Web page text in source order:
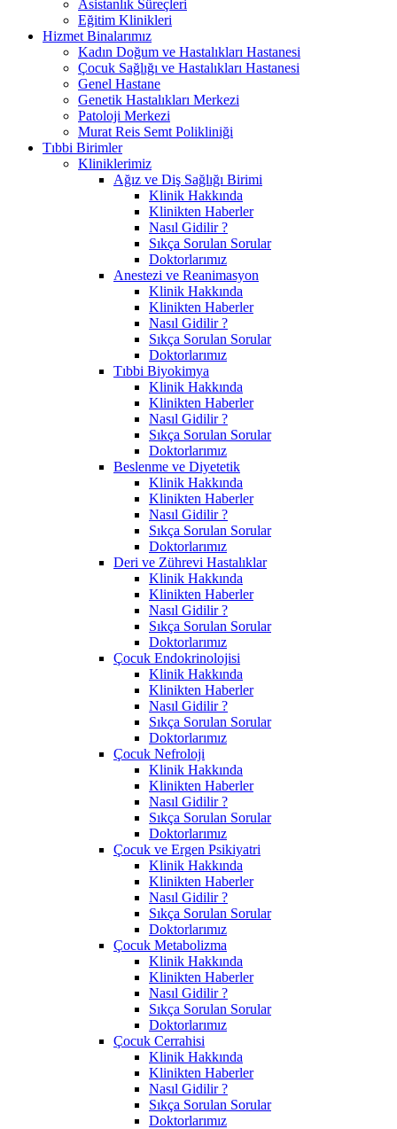
Asistanlık Süreçleri
Eğitim Klinikleri
Hizmet Binalarımız
Kadın Doğum ve Hastalıkları Hastanesi
Çocuk Sağlığı ve Hastalıkları Hastanesi
Genel Hastane
Genetik Hastalıkları Merkezi
Patoloji Merkezi
Murat Reis Semt Polikliniği
Tıbbi Birimler
Kliniklerimiz
Ağız ve Diş Sağlığı Birimi
Klinik Hakkında
Klinikten Haberler
Nasıl Gidilir ?
Sıkça Sorulan Sorular
Doktorlarımız
Anestezi ve Reanimasyon
Klinik Hakkında
Klinikten Haberler
Nasıl Gidilir ?
Sıkça Sorulan Sorular
Doktorlarımız
Tıbbi Biyokimya
Klinik Hakkında
Klinikten Haberler
Nasıl Gidilir ?
Sıkça Sorulan Sorular
Doktorlarımız
Beslenme ve Diyetetik
Klinik Hakkında
Klinikten Haberler
Nasıl Gidilir ?
Sıkça Sorulan Sorular
Doktorlarımız
Deri ve Zührevi Hastalıklar
Klinik Hakkında
Klinikten Haberler
Nasıl Gidilir ?
Sıkça Sorulan Sorular
Doktorlarımız
Çocuk Endokrinolojisi
Klinik Hakkında
Klinikten Haberler
Nasıl Gidilir ?
Sıkça Sorulan Sorular
Doktorlarımız
Çocuk Nefroloji
Klinik Hakkında
Klinikten Haberler
Nasıl Gidilir ?
Sıkça Sorulan Sorular
Doktorlarımız
Çocuk ve Ergen Psikiyatri
Klinik Hakkında
Klinikten Haberler
Nasıl Gidilir ?
Sıkça Sorulan Sorular
Doktorlarımız
Çocuk Metabolizma
Klinik Hakkında
Klinikten Haberler
Nasıl Gidilir ?
Sıkça Sorulan Sorular
Doktorlarımız
Çocuk Cerrahisi
Klinik Hakkında
Klinikten Haberler
Nasıl Gidilir ?
Sıkça Sorulan Sorular
Doktorlarımız